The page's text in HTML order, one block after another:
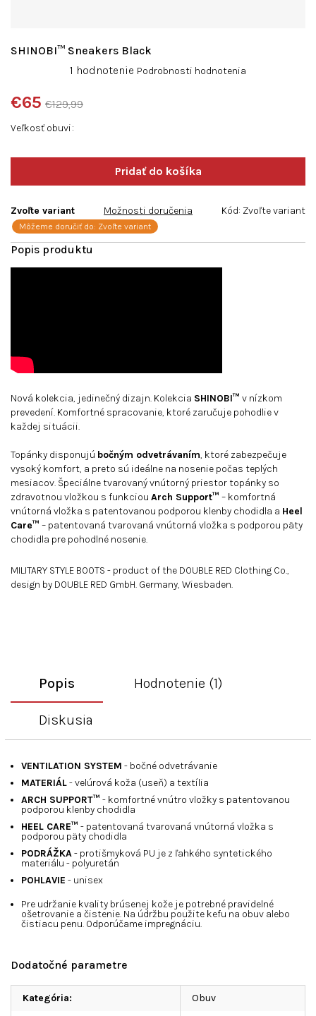
Nová kolekcia, jedinečný dizajn. Kolekcia SHINOBI™ v nízkom
prevedení. Komfortné spracovanie, ktoré zaručuje pohodlie v
každej situácii.
Topánky disponujú bočným odvetrávaním, ktoré zabezpečuje
vysoký komfort, a preto sú ideálne na nosenie počas teplých
mesiacov. Špeciálne tvarovaný vnútorný priestor topánky so
zdravotnou vložkou s funkciou Arch Support™ – komfortná
vnútorná vložka s patentovanou podporou klenby chodidla a Heel
Care™ – patentovaná tvarovaná vnútorná vložka s podporou päty
chodidla pre pohodlné nosenie.
MILITARY STYLE BOOTS - product of the DOUBLE RED Clothing Co.,
design by DOUBLE RED GmbH. Germany, Wiesbaden.
Veľkosť obuvi
€129,99
€65
cena:
Zvoľte variant
Môžeme doručiť do: Zvoľte variant
Možnosti doručenia Kód: Zvoľte variant
SHINOBI™ Sneakers Black
produktu
je
5,0
1 hodnotenie Podrobnosti hodnotenia
Popis Hodnotenie (1)
Diskusia
VENTILATION SYSTEM - bočné odvetrávanie
MATERIÁL- velúrová koža (useň) a textília
ARCH SUPPORT™ - komfortné vnútro vložky s patentovanou
podporou klenby chodidla
HEEL CARE™ - patentovaná tvarovaná vnútorná vložka s
podporou päty chodidla
PODRÁŽKA- protišmyková PU je z ľahkého syntetického
materiálu - polyuretán
POHLAVIE - unisex
Pre udržanie kvality brúsenej kože je potrebné pravidelné
ošetrovanie a čistenie. Na údržbu použite kefu na obuv alebo
čistiacu penu. Odporúčame impregnáciu.
Dodatočné parametre
Kategória: Obuv